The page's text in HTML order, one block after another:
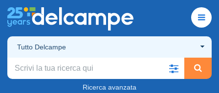
Tutto Delcampe
Ricerca avanzata